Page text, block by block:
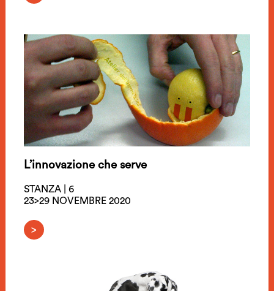
L’innovazione che serve
STANZA | 6
23>29 NOVEMBRE 2020
>